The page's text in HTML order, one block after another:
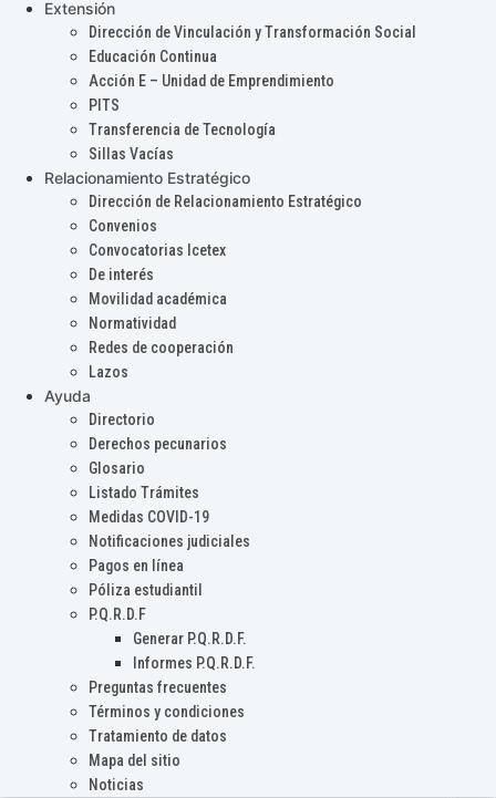
Extensión
Dirección de Vinculación y Transformación Social
Educación Continua
Acción E – Unidad de Emprendimiento
PITS
Transferencia de Tecnología
Sillas Vacías
Relacionamiento Estratégico
Dirección de Relacionamiento Estratégico
Convenios
Convocatorias Icetex
De interés
Movilidad académica
Normatividad
Redes de cooperación
Lazos
Ayuda
Directorio
Derechos pecunarios
Glosario
Listado Trámites
Medidas COVID-19
Notificaciones judiciales
Pagos en línea
Póliza estudiantil
P.Q.R.D.F
Generar P.Q.R.D.F.
Informes P.Q.R.D.F.
Preguntas frecuentes
Términos y condiciones
Tratamiento de datos
Mapa del sitio
Noticias